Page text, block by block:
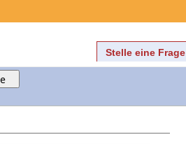
Stelle eine Frage